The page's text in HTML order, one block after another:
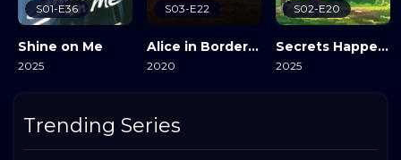
Shine on Me
2025
S01-E36
Alice in Borderland
2020
S03-E22
Secrets Happened on the Litchi Island
2025
S02-E20
Trending Series